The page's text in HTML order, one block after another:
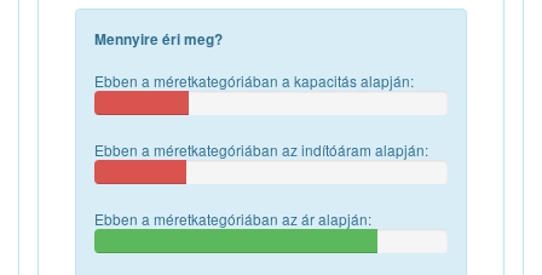
Mennyire éri meg?
Ebben a méretkategóriában a kapacitás alapján:
Ebben a méretkategóriában az indítóáram alapján:
Ebben a méretkategóriában az ár alapján: